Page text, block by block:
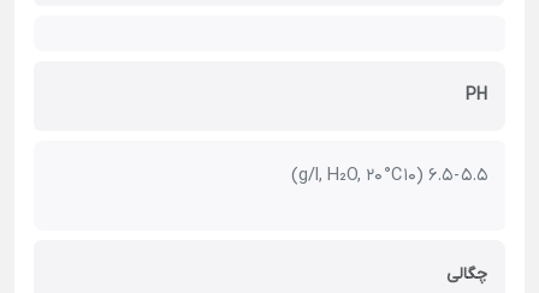
PH
5.5 - 6.5 (10 g/l, H₂O, 20 °C)
چگالی